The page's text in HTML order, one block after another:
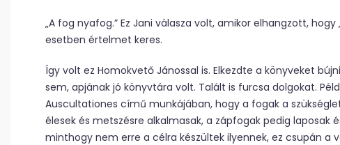
„A fog nyafog.” Ez Jani válasza volt, amikor elhangzott,
esetben értelmet keres.
Így volt ez Homokvető Jánossal is. Elkezdte a könyveket
sem, apjának jó könyvtára volt. Talált is furcsa dolgokat.
Auscultationes című munkájában, hogy a fogak a
élesek és metszésre alkalmasak, a zápfogak pedig laposak
minthogy nem erre a célra készültek ilyennek, ez csupán a